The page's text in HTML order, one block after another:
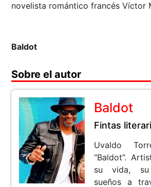
novelista romántico francés Víctor
Baldot
Sobre el autor
Baldot
Fintas
Uvaldo
“Baldot”.
su vida, su
sueños a